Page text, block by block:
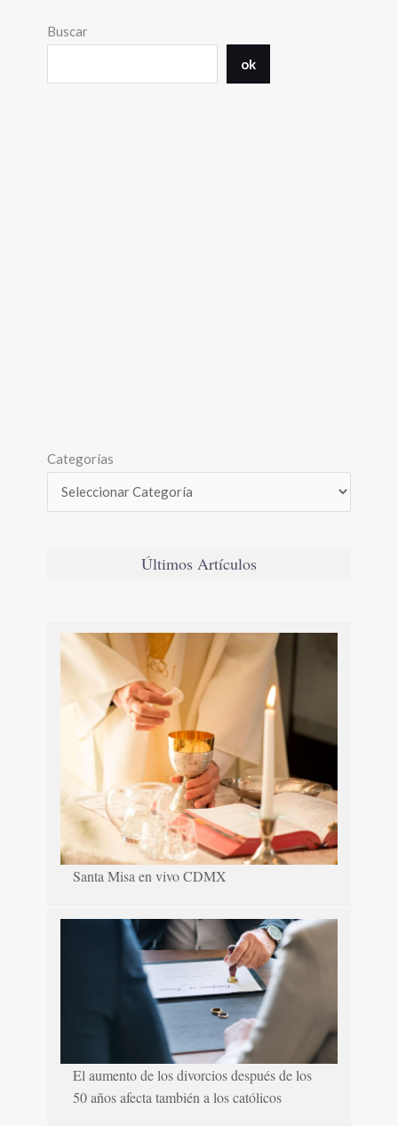
Buscar
ok
Categorías
Últimos Artículos
Santa Misa en vivo CDMX
El aumento de los divorcios después de los
50 años afecta también a los católicos